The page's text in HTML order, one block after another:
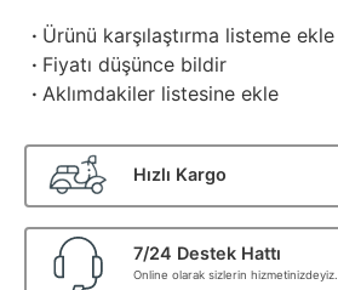
· Ürünü karşılaştırma listeme ekle
· Fiyatı düşünce bildir
· Aklımdakiler listesine ekle
Hızlı Kargo
7/24 Destek Hattı
Online olarak sizlerin hizmetinizdeyiz.